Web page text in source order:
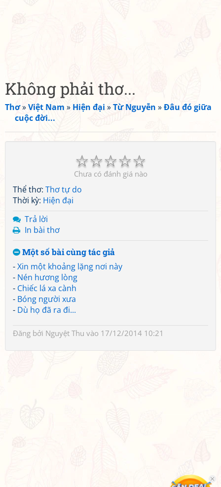
Không phải thơ...
Thơ»Việt Nam » Hiện đại »Từ Nguyễn »Đâu đó giữa
cuộc đời...
☆
☆
☆
☆
☆
Chưa có đánh giá nào
Thể thơ: Thơ tự do
Thời kỳ: Hiện đại
Trả lời
In bài thơ
Một số bài cùng tác giả
-Xin một khoảng lặng nơi này
- Nén hương lòng
- Chiếc lá xa cành
- Bóng người xưa
- Dù họ đã ra đi...
Đăng bởi Nguyệt Thu vào 17/12/2014 10:21